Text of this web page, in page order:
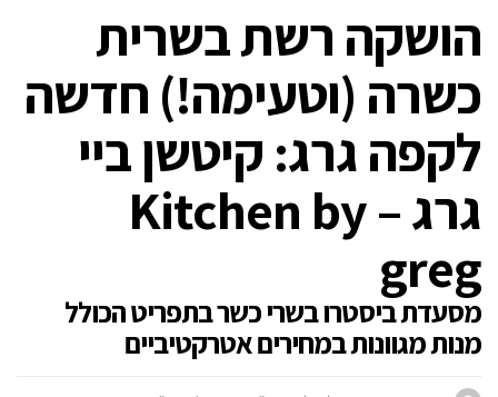
הושקה רשת בשרית
כשרה (וטעימה!) חדשה
לקפה גרג: קיטשן ביי
גרג – Kitchen by
greg
מסעדת ביסטרו בשרי כשר בתפריט הכולל
מנות מגוונות במחירים אטרקטיביים